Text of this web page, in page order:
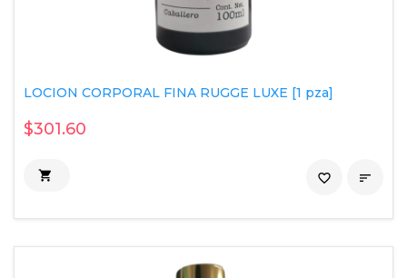
LOCION CORPORAL FINA RUGGE LUXE [1 pza]
$301.60
 
favorite_border